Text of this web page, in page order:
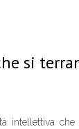
si
intellettiva che